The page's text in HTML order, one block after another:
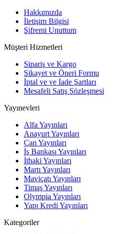
Hakkımızda
İletişim Bilgisi
Şifremi Unuttum
Müşteri Hizmetleri
Sipariş ve Kargo
Şikayet ve Öneri Formu
İptal ve ve İade Şartları
Mesafeli Satış Sözleşmesi
Yayınevleri
Alfa Yayınları
Anayurt Yayınları
Can Yayınları
İş Bankası Yayınları
İthaki Yayınları
Martı Yayınları
Maviçatı Yayınları
Timaş Yayınları
Olympia Yayınları
Yapı Kredi Yayınları
Kategoriler